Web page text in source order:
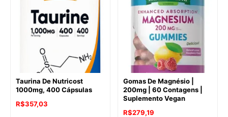
Taurina De Nutricost
1000mg, 400 Cápsulas
R$357,03
Gomas De Magnésio |
200mg | 60 Contagens |
Suplemento Vegan
R$279,19